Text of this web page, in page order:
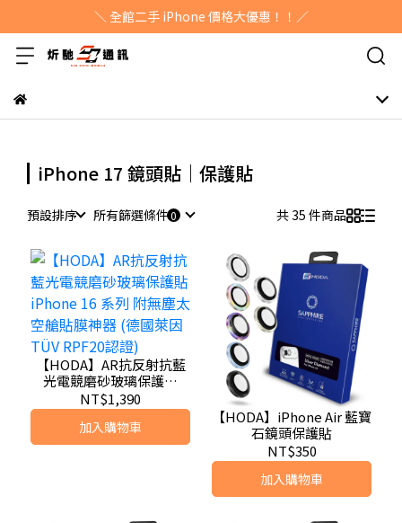
＼ 全館二手 iPhone 價格大優惠！！／
iPhone 17 鏡頭貼｜保護貼
預設排序 所有篩選條件 共 35 件商品
【HODA】AR抗反射抗藍
光電競磨砂玻璃保護貼
iPhone 16 系列 附無塵太
空艙貼膜神器 (德國萊因
TÜV RPF20認證)
NT$1,390
加入購物車
【HODA】iPhone Air 藍寶
石鏡頭保護貼
NT$350
加入購物車